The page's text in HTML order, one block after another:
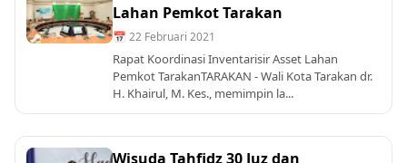
Lahan Pemkot Tarakan
📅 22 Februari 2021
Rapat Koordinasi Inventarisir Asset Lahan
Pemkot TarakanTARAKAN - Wali Kota Tarakan dr.
H. Khairul, M. Kes., memimpin la...
Wisuda Tahfidz 30 Juz dan